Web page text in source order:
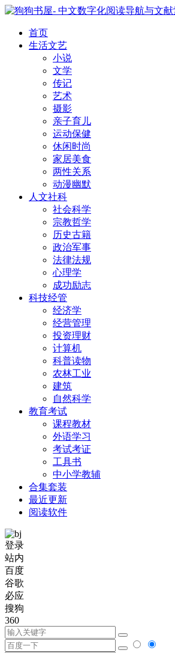
首页
生活文艺
小说
文学
传记
艺术
摄影
亲子育儿
运动保健
休闲时尚
家居美食
两性关系
动漫幽默
人文社科
社会科学
宗教哲学
历史古籍
政治军事
法律法规
心理学
成功励志
科技经管
经济学
经营管理
投资理财
计算机
科普读物
农林工业
建筑
自然科学
教育考试
课程教材
外语学习
考试考证
工具书
中小学教辅
合集套装
最近更新
阅读软件
登录
站内
百度
谷歌
必应
搜狗
360